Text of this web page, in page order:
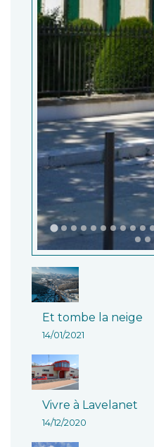
Et tombe la neige
14/01/2021
Vivre à Lavelanet
14/12/2020